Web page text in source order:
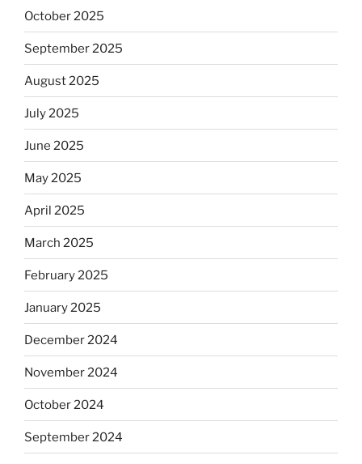
October 2025
September 2025
August 2025
July 2025
June 2025
May 2025
April 2025
March 2025
February 2025
January 2025
December 2024
November 2024
October 2024
September 2024